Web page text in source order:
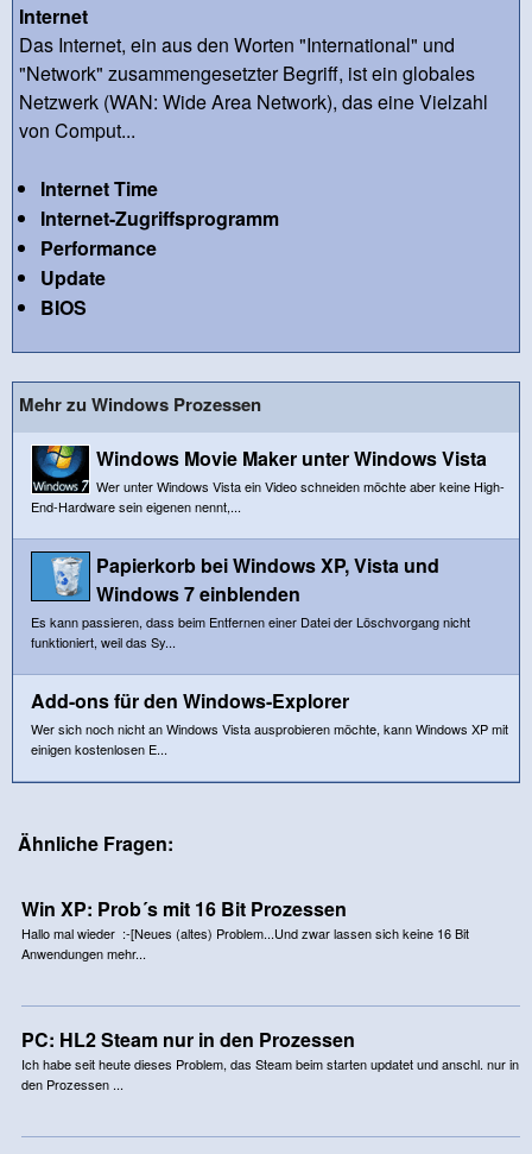
Internet
Das Internet, ein aus den Worten "International" und
"Network" zusammengesetzter Begriff, ist ein globales
Netzwerk (WAN: Wide Area Network), das eine Vielzahl
von Comput...
Internet Time
Internet-Zugriffsprogramm
Performance
Update
BIOS
Mehr zu Windows Prozessen
Windows Movie Maker unter Windows Vista
Wer unter Windows Vista ein Video schneiden möchte aber keine High-
End-Hardware sein eigenen nennt,...
Papierkorb bei Windows XP, Vista und
Windows 7 einblenden
Es kann passieren, dass beim Entfernen einer Datei der Löschvorgang nicht
funktioniert, weil das Sy...
Add-ons für den Windows-Explorer
Wer sich noch nicht an Windows Vista ausprobieren möchte, kann Windows XP mit
einigen kostenlosen E...
Ähnliche Fragen:
Win XP: Prob´s mit 16 Bit Prozessen
Hallo mal wieder :-[Neues (altes) Problem...Und zwar lassen sich keine 16 Bit
Anwendungen mehr...
PC: HL2 Steam nur in den Prozessen
Ich habe seit heute dieses Problem, das Steam beim starten updatet und anschl. nur in
den Prozessen ...